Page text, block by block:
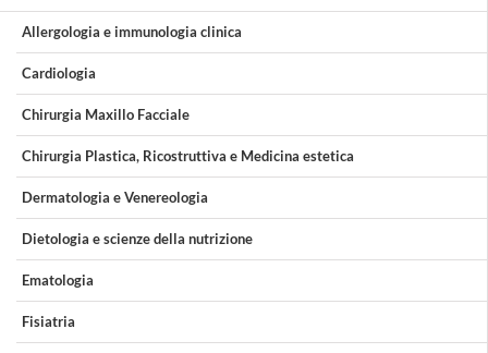
Allergologia e immunologia clinica
Cardiologia
Chirurgia Maxillo Facciale
Chirurgia Plastica, Ricostruttiva e Medicina estetica
Dermatologia e Venereologia
Dietologia e scienze della nutrizione
Ematologia
Fisiatria